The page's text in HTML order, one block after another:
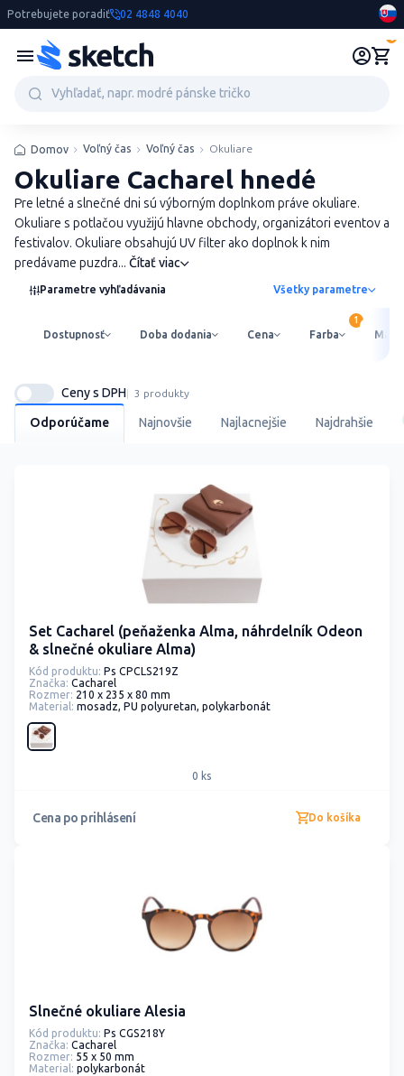
Potrebujete poradiť 02 4848 4040
Domov Voľný čas Voľný čas Okuliare
Okuliare Cacharel hnedé
Pre letné a slnečné dni sú výborným doplnkom práve okuliare.
Okuliare s potlačou využijú hlavne obchody, organizátori eventov a
festivalov. Okuliare obsahujú UV filter ako doplnok k nim
predávame puzdra... Čítať viac
Parametre vyhľadávania Všetky parametre
Dostupnosť Doba dodania Cena Farba
Odporúčame Najnovšie Najlacnejšie Najdrahšie
Ceny s DPH 3 produkty
Set Cacharel (peňaženka Alma, náhrdelník Odeon
& slnečné okuliare Alma)
Kód produktu: Ps CPCLS219Z
Značka: Cacharel
Rozmer: 210 x 235 x 80 mm
Material: mosadz, PU polyuretan, polykarbonát
0 ks
Cena po prihlásení Do košíka
Slnečné okuliare Alesia
Kód produktu: Ps CGS218Y
Značka: Cacharel
Rozmer: 55 x 50 mm
Material: polykarbonát